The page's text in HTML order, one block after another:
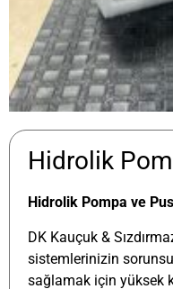
Hidrolik
Hidrolik Pompa ve
DK Kauçuk &
sistemlerinizin
sağlamak için yüksek